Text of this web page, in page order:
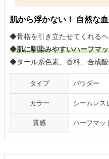
肌から浮かない！ 自然な
◆骨格を引き立たせてくれる
◆肌に馴染みやすいハーフマ
◆タール系色素、香料、合成
タイプ パウダー
カラー シームレス
質感 ハーフマッ